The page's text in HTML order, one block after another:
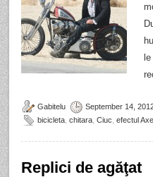
Gabitelu September 14,
bicicleta chitara Ciuc efectul Axe
Replici de agăţat